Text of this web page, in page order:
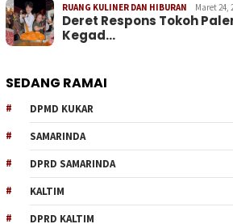
RUANG KULINER DAN HIBURAN Maret 24,
Deret Respons Tokoh
Kegad…
SEDANG RAMAI
DPMD KUKAR
SAMARINDA
DPRD SAMARINDA
KALTIM
DPRD KALTIM